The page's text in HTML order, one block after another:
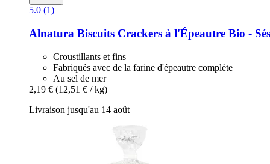
5.0 (1)
Alnatura Biscuits Crackers à l'Épeautre Bio -​
Croustillants et fins
Fabriqués avec de la farine d'épeautre complète
Au sel de mer
2,19 € (12,51 € / kg)
Livraison jusqu'au 14 août